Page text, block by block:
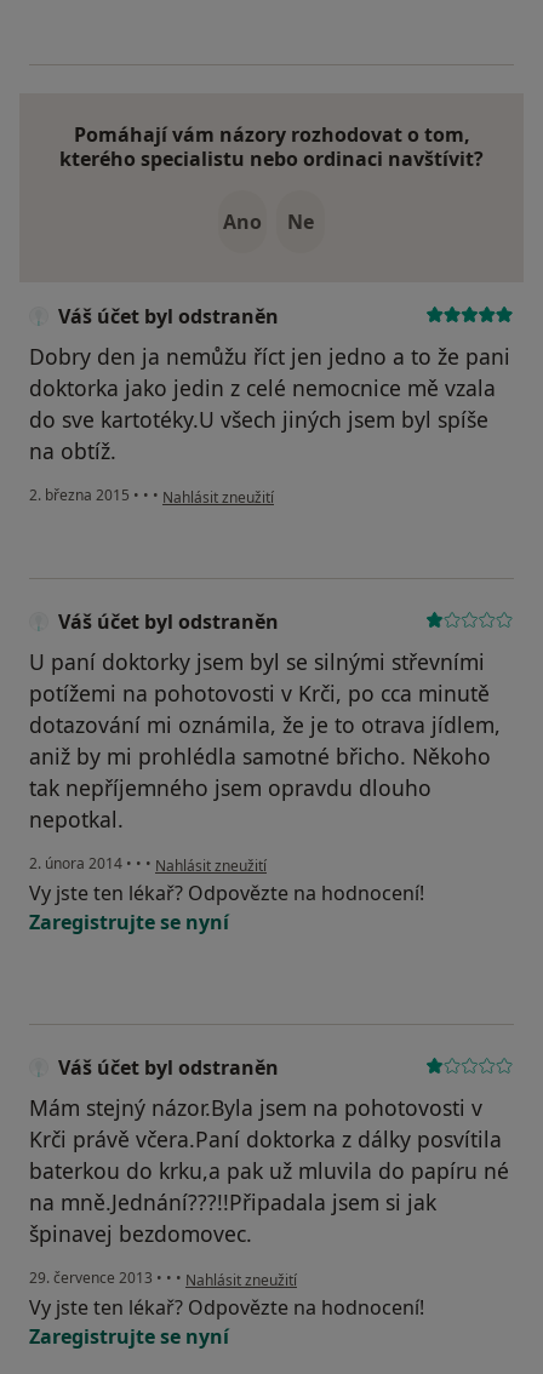
Pomáhají vám názory rozhodovat o tom,
kterého specialistu nebo ordinaci navštívit?
Ano Ne
Váš účet byl odstraněn
Dobry den ja nemůžu říct jen jedno a to že pani
doktorka jako jedin z celé nemocnice mě vzala
do sve kartotéky.U všech jiných jsem byl spíše
na obtíž.
2. března 2015 • • • podle názoru uživatele Váš účet byl odstraněn
Nahlásit zneužití
Váš účet byl odstraněn
U paní doktorky jsem byl se silnými střevními
potížemi na pohotovosti v Krči, po cca minutě
dotazování mi oznámila, že je to otrava jídlem,
aniž by mi prohlédla samotné břicho. Někoho
tak nepříjemného jsem opravdu dlouho
nepotkal.
2. února 2014 • • • podle názoru uživatele Váš účet byl odstraněn
Nahlásit zneužití
Vy jste ten lékař? Odpovězte na hodnocení!
Zaregistrujte se nyní
Váš účet byl odstraněn
Mám stejný názor.Byla jsem na pohotovosti v
Krči právě včera.Paní doktorka z dálky posvítila
baterkou do krku,a pak už mluvila do papíru né
na mně.Jednání???!!Připadala jsem si jak
špinavej bezdomovec.
29. července 2013 • • • podle názoru uživatele Váš účet byl odstraněn
Nahlásit zneužití
Vy jste ten lékař? Odpovězte na hodnocení!
Zaregistrujte se nyní